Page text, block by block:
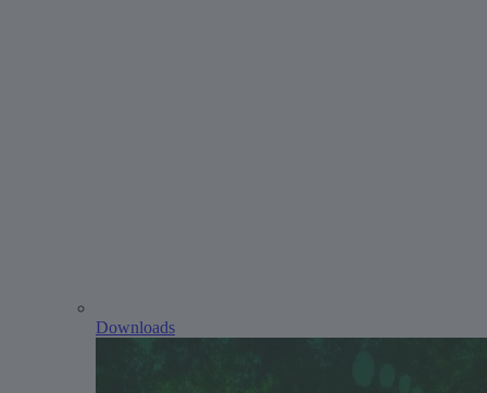
Downloads